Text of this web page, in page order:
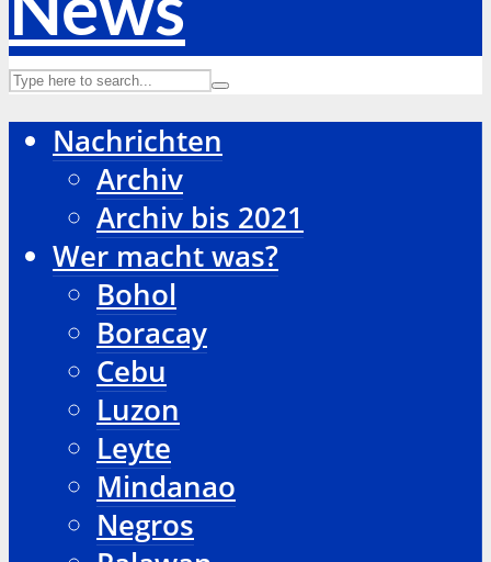
Nachrichten
Archiv
Archiv bis 2021
Wer macht was?
Bohol
Boracay
Cebu
Luzon
Leyte
Mindanao
Negros